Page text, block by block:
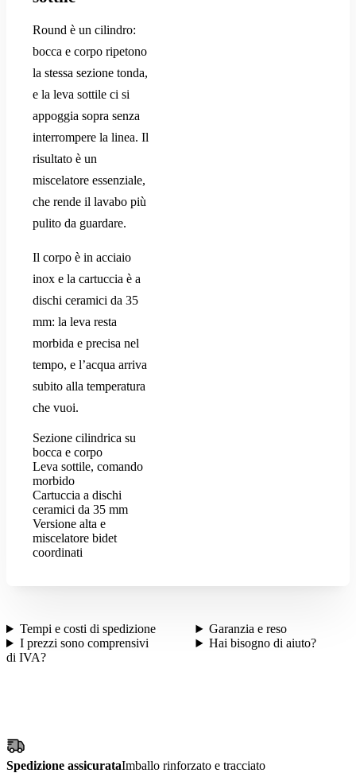
Round è un cilindro:
bocca e corpo ripetono
la stessa sezione tonda,
e la leva sottile ci si
appoggia sopra senza
interrompere la linea. Il
risultato è un
miscelatore essenziale,
che rende il lavabo più
pulito da guardare.
Il corpo è in acciaio
inox e la cartuccia è a
dischi ceramici da 35
mm: la leva resta
morbida e precisa nel
tempo, e l’acqua arriva
subito alla temperatura
che vuoi.
Sezione cilindrica su
bocca e corpo
Leva sottile, comando
morbido
Cartuccia a dischi
ceramici da 35 mm
Versione alta e
miscelatore bidet
coordinati
Tempi e costi di spedizione
Garanzia e reso
I prezzi sono comprensivi
di IVA?
Hai bisogno di aiuto?
Spedizione assicurataImballo rinforzato e tracciato